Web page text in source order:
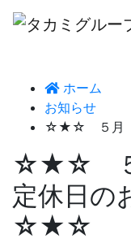
ホーム
お知らせ
☆★☆ ５月（
☆★☆ ５
定休日
☆★☆